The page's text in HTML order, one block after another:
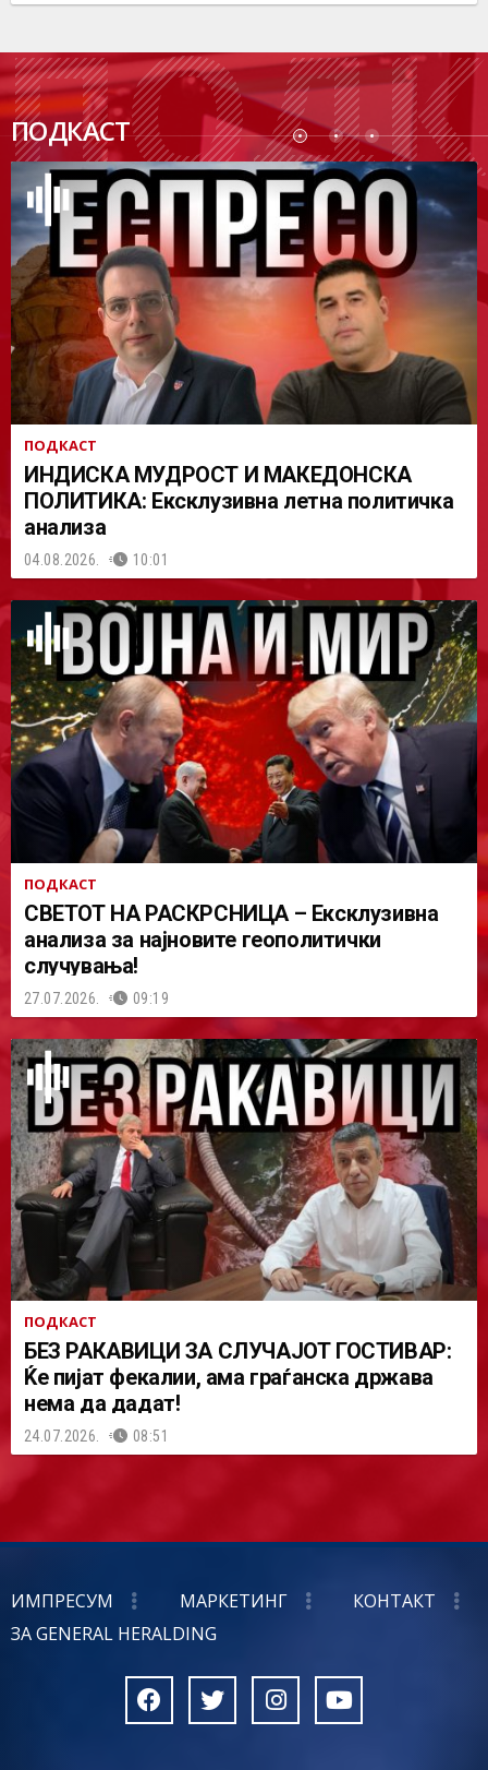
ПОДКАСТ
ПОДК
АСТ
ПОДКАСТ
ИНДИСКА МУДРОСТ И МАКЕДОНСКА
ПОЛИТИКА: Ексклузивна летна политичка
анализа
04.08.2026. 10:01
ПОДКАСТ
СВЕТОТ НА РАСКРСНИЦА – Ексклузивна
анализа за најновите геополитички
случувања!
27.07.2026. 09:19
ПОДКАСТ
БЕЗ РАКАВИЦИ ЗА СЛУЧАЈОТ ГОСТИВАР:
Ќе пијат фекалии, ама граѓанска држава
нема да дадат!
24.07.2026. 08:51
ИМПРЕСУМ МАРКЕТИНГ
КОНТАКТ
ЗА GENERAL HERALDING